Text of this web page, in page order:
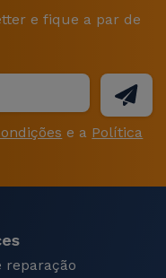
leves de transportar
tantos modelos,
Macbook Air
e a um preço
portáteis
na iServices por
e fique a par de
e a Política
reparação